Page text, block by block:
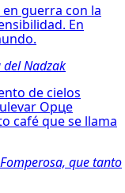
guerra con la
En
Nadzak
de cielos
Орце
café que se llama
que tanto